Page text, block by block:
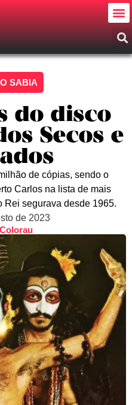
SABIA
do disco
Secos e
de cópias, sendo o
Carlos na lista de mais
Rei segurava desde 1965.
de 2023